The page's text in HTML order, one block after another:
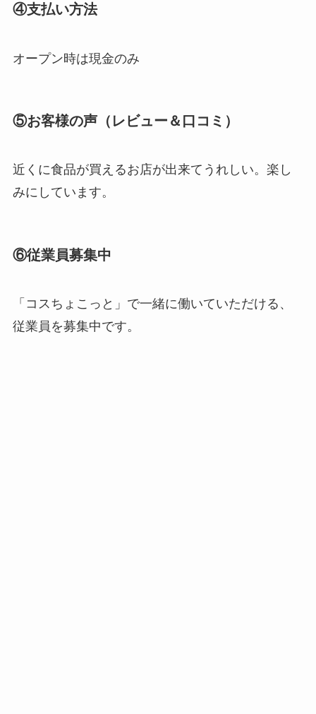
④支払い方法
オープン時は現金のみ
⑤お客様の声（レビュー＆口コミ）
近くに食品が買えるお店が出来てうれしい。楽し
みにしています。
⑥従業員募集中
「コスちょこっと」で一緒に働いていただける、
従業員を募集中です。